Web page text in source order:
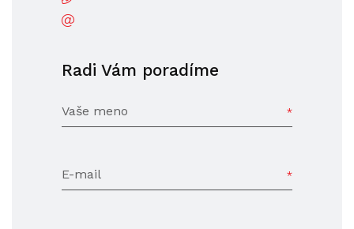
Radi Vám poradíme
Vaše meno
E-mail